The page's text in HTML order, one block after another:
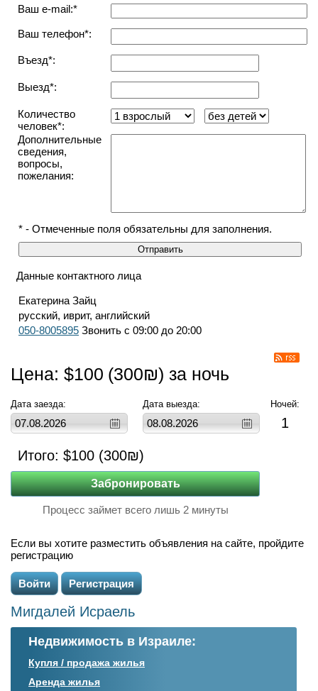
Ваш e-mail:*
Ваш телефон*:
Въезд*:
Выезд*:
Количество
человек*:
Дополнительные
сведения,
вопросы,
пожелания:
* - Отмеченные поля обязательны для заполнения.
Данные контактного лица
Екатерина Зайц
русский, иврит, английский
050-8005895 Звонить с 09:00 до 20:00
Цена: $100 (300₪) за ночь
Дата заезда: Дата выезда: Ночей:
1
Итого: $100 (300₪)
Процесс займет всего лишь 2 минуты
Если вы хотите разместить объявления на сайте, пройдите
регистрацию
Войти Регистрация
Мигдалей Исраель
Недвижимость в Израиле:
Купля / продажа жилья
Аренда жилья